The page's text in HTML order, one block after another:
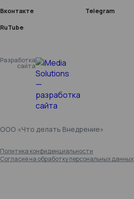
Вконтакте
Telegram
RuTube
ООО «Что делать Внедрение»
Разработка
сайта
Политика конфиденциальности
Согласие на обработку персональных данных